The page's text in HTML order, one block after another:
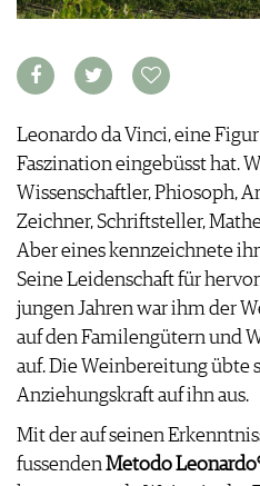
KULINARIK
HOTSPOTS
WEINREISEN
WINEGUIDES
KLARTEXT
ABO
AUSGABE
ARCHIV
VORTEILSWELT
MEDIATHEK
VIDEOS
BÜCHER
NEWS
WEINWIRTSCHAFT
WEINSZENE
ANMELDEN
AWARDS
GEWINNSPIELE
VORTEILSWELT
TRINKREIFETABELLE
ABO
WEINSUCHE
NEWSLETTER
WINE TRADE CLUB
REDAKTION
JOBS
Leonardo da Vinci, eine
Faszination eingebüsst hat.
Wissenschaftler, Phiosoph,
Zeichner, Schriftsteller,
Aber eines kennzeichnete
Seine Leidenschaft für
jungen Jahren war ihm der
auf den Familengütern und
auf. Die Weinbereitung übte
Anziehungskraft auf ihn aus.
Mit der auf seinen
fussendenMetodo